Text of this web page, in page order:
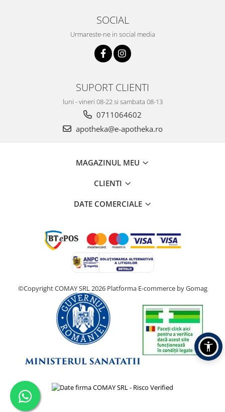
SOCIAL
Urmareste-ne in social media
SUPORT CLIENTI
luni - vineri 08-22 si sambata 08-13
0711064602
apotheka@e-apotheka.ro
MAGAZINUL MEU
CLIENTI
DATE COMERCIALE
©Copyright COMAY SRL 2026 Platforma E-commerce by Gomag